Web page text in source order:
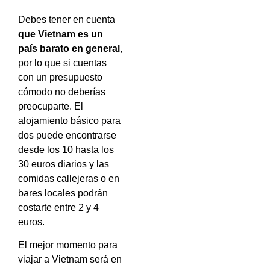
Debes tener en cuenta
que Vietnam es un
país barato en general ,
por lo que si cuentas
con un presupuesto
cómodo no deberías
preocuparte. El
alojamiento básico para
dos puede encontrarse
desde los 10 hasta los
30 euros diarios y las
comidas callejeras o en
bares locales podrán
costarte entre 2 y 4
euros.
El mejor momento para
viajar a Vietnam será en